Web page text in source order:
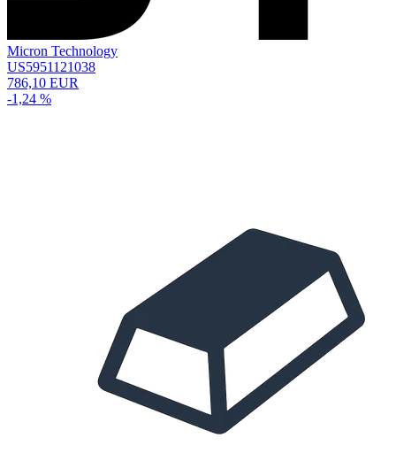
Micron Technology
US5951121038
786,10 EUR
-1,24 %